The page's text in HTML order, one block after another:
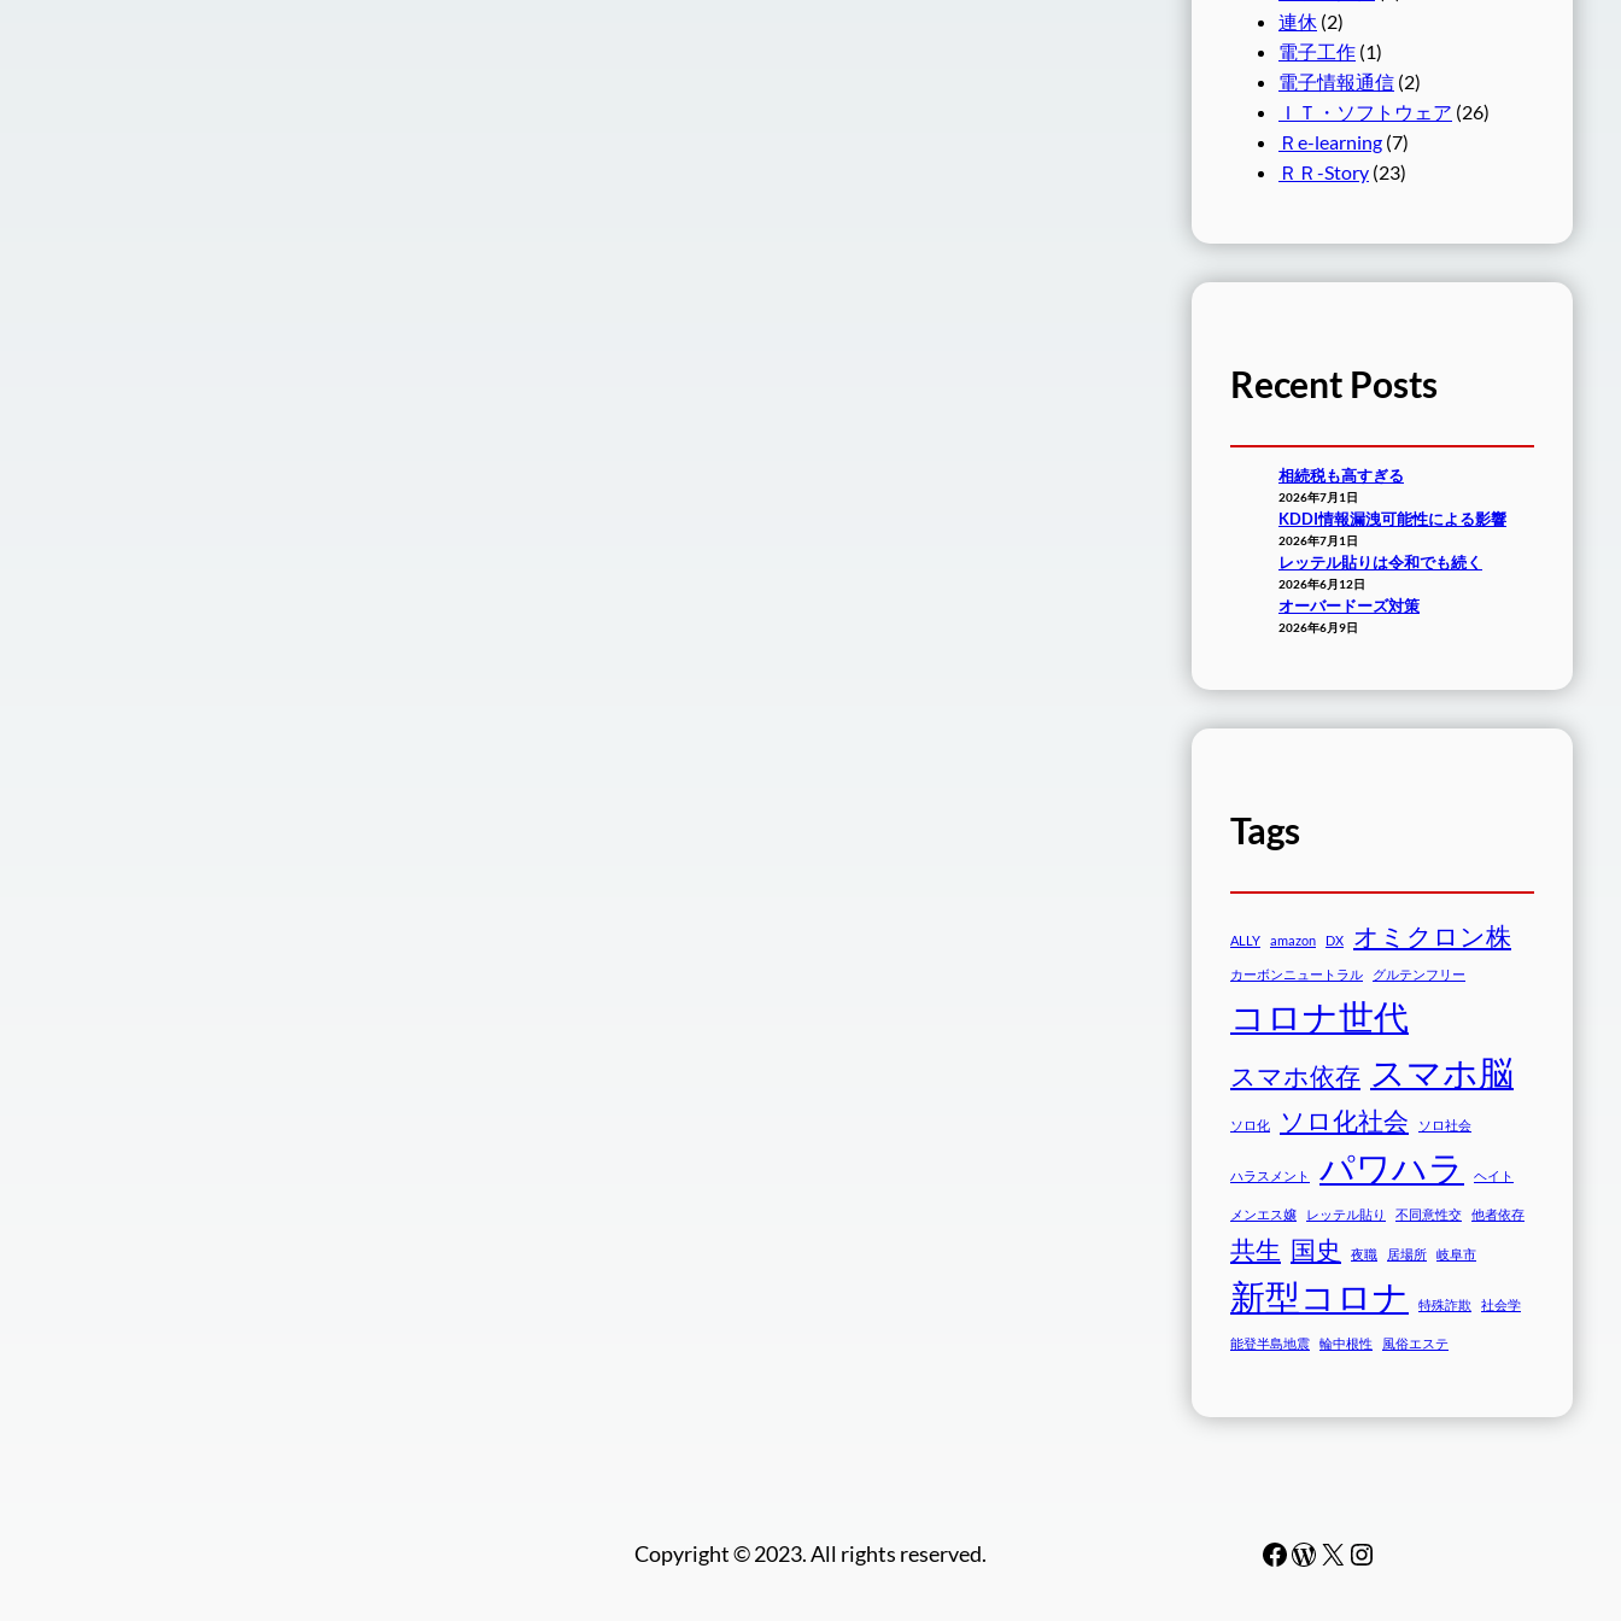
連休 (2)
電子工作 (1)
電子情報通信 (2)
ＩＴ・ソフトウェア (26)
Ｒe-learning (7)
ＲＲ-Story (23)
Recent Posts
相続税も高すぎる
2026年7月1日
KDDI情報漏洩可能性による影響
2026年7月1日
レッテル貼りは令和でも続く
2026年6月12日
オーバードーズ対策
2026年6月9日
Tags
ALLY amazon DX オミクロン株
カーボンニュートラル グルテンフリー
コロナ世代
スマホ依存 スマホ脳
ソロ化 ソロ化社会 ソロ社会
ハラスメント パワハラ ヘイト
メンエス嬢 レッテル貼り 不同意性交 他者依存
共生 国史 夜職 居場所 岐阜市
新型コロナ 特殊詐欺 社会学
能登半島地震 輪中根性 風俗エステ
Copyright © 2023. All rights reserved. Facebook WordPress # Instagram